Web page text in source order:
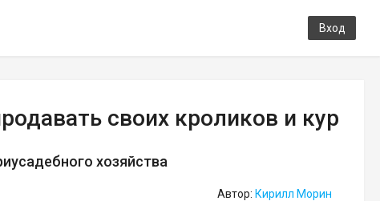
Вход
своих кроликов и кур
хозяйства
Автор: Кирилл Морин